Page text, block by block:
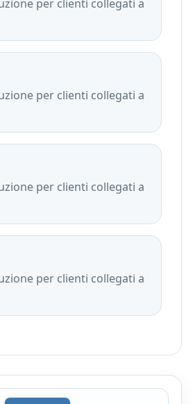
per clienti collegati a
per clienti collegati a
per clienti collegati a
per clienti collegati a